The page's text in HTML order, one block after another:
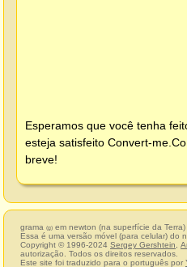
Esperamos que você tenha
esteja satisfeito Convert-
breve!
grama (g) em newton (na superfície da Terra)
Essa é uma versão móvel (para celular) do
Copyright © 1996-2024 Sergey Gershtein
autorização. Todos os direitos reservados.
Este site foi traduzido para o português por